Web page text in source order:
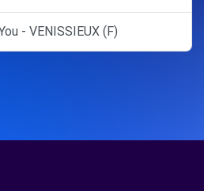
- VENISSIEUX (F)